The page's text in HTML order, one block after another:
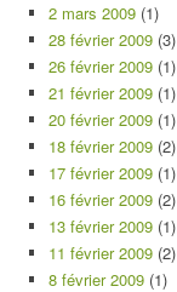
2 mars 2009 (1)
28 février 2009 (3)
26 février 2009 (1)
21 février 2009 (1)
20 février 2009 (1)
18 février 2009 (2)
17 février 2009 (1)
16 février 2009 (2)
13 février 2009 (1)
11 février 2009 (2)
8 février 2009 (1)